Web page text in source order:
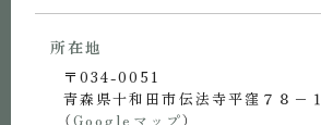
所在地
〒034-0051
青森県十和田市伝法寺平窪７８−１
（Googleマップ）